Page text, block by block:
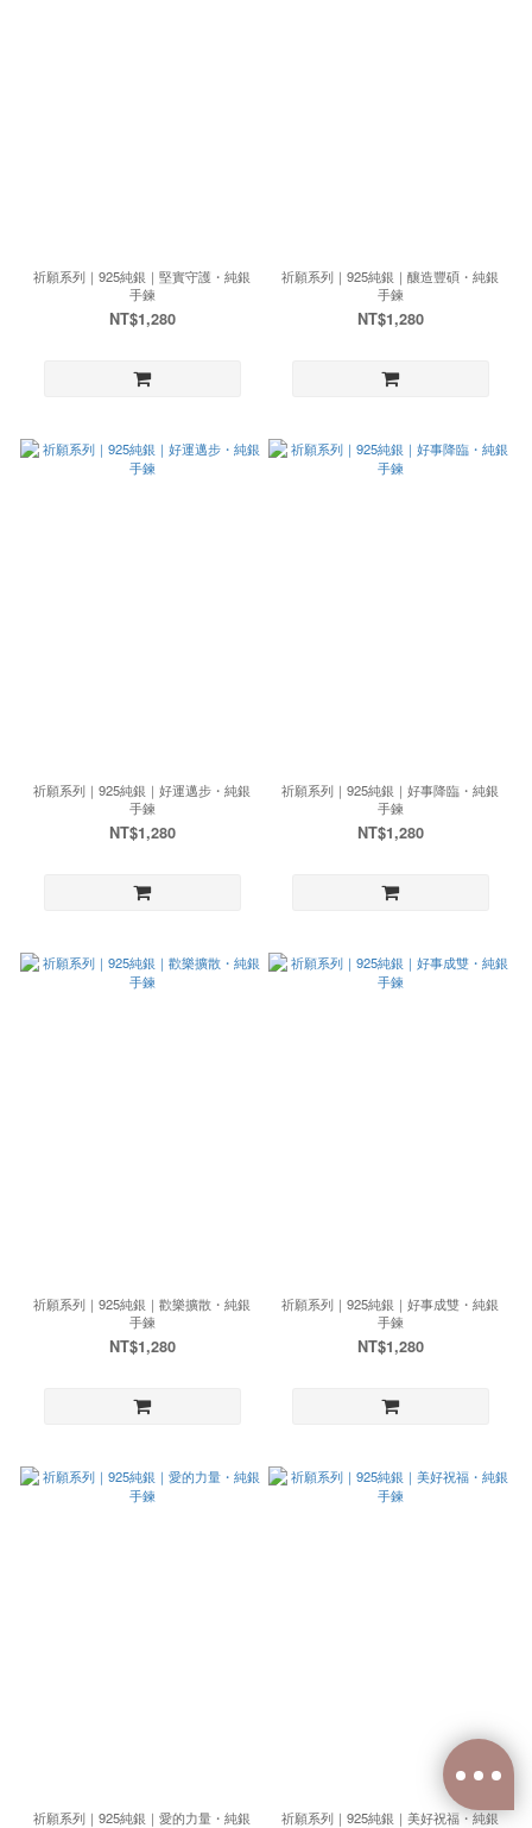
祈願系列｜925純銀｜堅實守護・純銀
手鍊
NT$1,280
祈願系列｜925純銀｜釀造豐碩・純銀
手鍊
NT$1,280
祈願系列｜925純銀｜好運邁步・純銀
手鍊
NT$1,280
祈願系列｜925純銀｜好事降臨・純銀
手鍊
NT$1,280
祈願系列｜925純銀｜歡樂擴散・純銀
手鍊
NT$1,280
祈願系列｜925純銀｜好事成雙・純銀
手鍊
NT$1,280
祈願系列｜925純銀｜愛的力量・純銀
祈願系列｜925純銀｜美好祝福・純銀